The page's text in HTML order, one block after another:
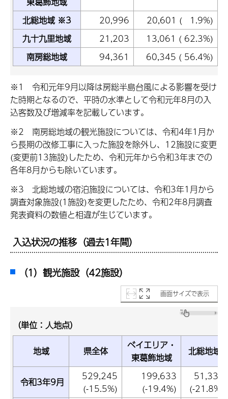
北総地域 ※3
20,996 20,601 ( 1.9%)
九十九里地域
21,203 13,061 ( 62.3%)
南房総地域
94,361 60,345 ( 56.4%)
※1 令和元年9月以降は房総半島台風による影響を受け
た時期となるので、平時の水準として令和元年8月の入
込客数及び増減率を記載しています。
※2 南房総地域の観光施設については、令和4年1月か
ら長期の改修工事に入った施設を除外し、12施設に変更
(変更前13施設)したため、令和元年から令和3年までの
各年8月からも除いています。
※3 北総地域の宿泊施設については、令和3年1月から
調査対象施設(1施設)を変更したため、令和2年8月調査
発表資料の数値と相違が生じています。
入込状況の推移（過去1年間）
（1）観光施設（42施設）
画面サイズで表示
（単位：人地点）
地域 県全体
ベイエリア・
東葛飾地域
北総地域
令和3年9月
529,245
(-15.5%)
199,633
(-19.4%)
51,335
(-21.8%)